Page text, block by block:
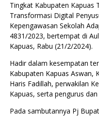
Tingkat Kabupaten Kapuas
Transformasi Digital
Kepengawasan Sekolah
4831/2023, bertempat di
Kapuas, Rabu (21/2/2024).
Hadir dalam kesempatan
Kabupaten Kapuas Aswan,
Haris Fadillah, perwakilan
Kapuas, serta pengurus
Pada sambutannya Pj